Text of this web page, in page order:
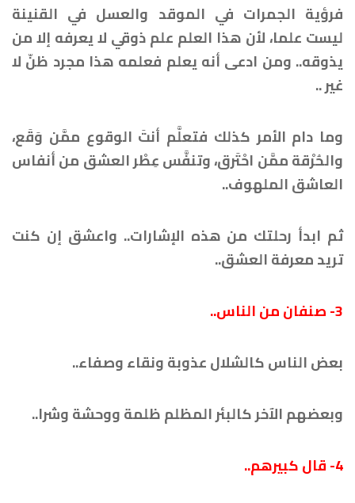
فرؤية الجمرات في الموقد والعسل في القنينة
ليست علما، لأن هذا العلم علم ذوقي لا يعرفه إلا من
يذوقه.. ومن ادعى أنه يعلم فعلمه هذا مجرد ظنّ لا
غير ..
وما دام الأمر كذلك فتعلَّم أنتَ الوقوع ممَّن وَقَع،
والحُرْقة ممَّن احْتَرق، وتنفَّس عِطْر العشق من أنفاس
العاشق الملهوف..
ثم ابدأ رحلتك من هذه الإشارات.. واعشق إن كنت
تريد معرفة العشق..
3- صنفان من الناس..
بعض الناس كالشلال عذوبة ونقاء وصفاء..
وبعضهم الآخر كالبئر المظلم ظلمة ووحشة وشرا..
4- قال كبيرهم..